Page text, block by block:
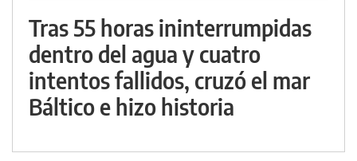
Tras 55 horas ininterrumpidas
dentro del agua y cuatro
intentos fallidos, cruzó el mar
Báltico e hizo historia